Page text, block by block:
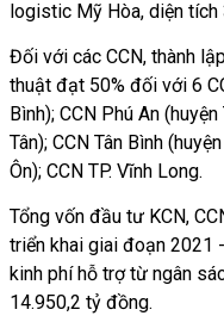
logistic Mỹ Hòa, diện tích
Đối với các CCN, thành
thuật đạt 50% đối với 6
Bình); CCN Phú An
Tân); CCN Tân Bình
Ôn); CCN TP. Vĩnh Long.
Tổng vốn đầu tư KCN,
triển khai giai đoạn 2021
kinh phí hỗ trợ từ ngân
14.950,2 tỷ đồng.